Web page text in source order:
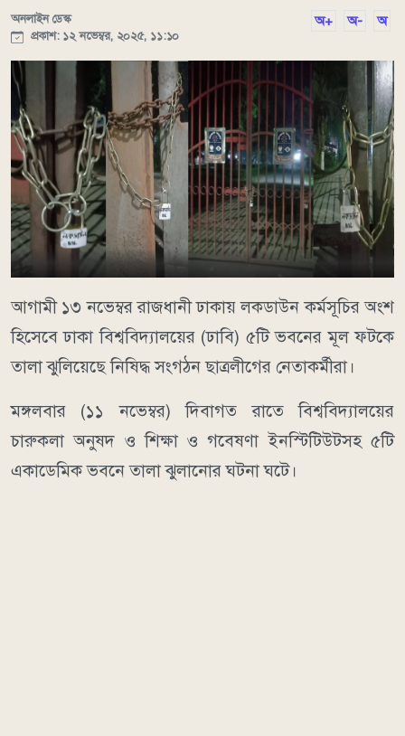
অনলাইন ডেস্ক
প্রকাশ: ১২ নভেম্বর, ২০২৫, ১১:১০
অ+ অ- অ
আগামী ১৩ নভেম্বর রাজধানী ঢাকায় লকডাউন কর্মসূচির অংশ
হিসেবে ঢাকা বিশ্ববিদ্যালয়ের (ঢাবি) ৫টি ভবনের মূল ফটকে
তালা ঝুলিয়েছে নিষিদ্ধ সংগঠন ছাত্রলীগের নেতাকর্মীরা।
মঙ্গলবার (১১ নভেম্বর) দিবাগত রাতে বিশ্ববিদ্যালয়ের
চারুকলা অনুষদ ও শিক্ষা ও গবেষণা ইনস্টিটিউটসহ ৫টি
একাডেমিক ভবনে তালা ঝুলানোর ঘটনা ঘটে।